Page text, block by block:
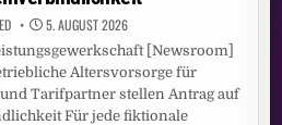
5. AUGUST 2026
[Newsroom]
Altersvorsorge für
Tarifpartner stellen Antrag auf
Für jede fiktionale